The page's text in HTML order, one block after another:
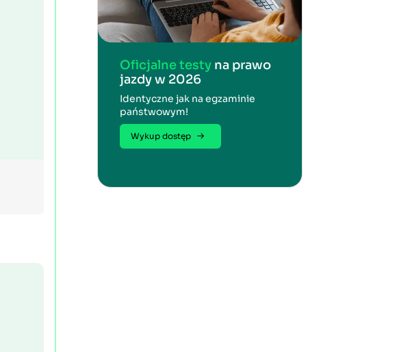
Oficjalne testy na prawo
jazdy w 2026
Identyczne jak na egzaminie
państwowym!
Wykup dostęp